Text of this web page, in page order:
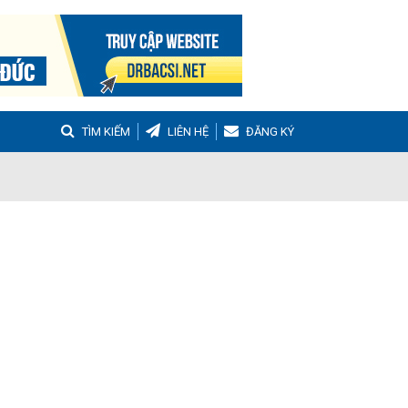
TÌM KIẾM LIÊN HỆ ĐĂNG KÝ
Tọa